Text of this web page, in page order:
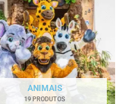
ANIMAIS
19 PRODUTOS